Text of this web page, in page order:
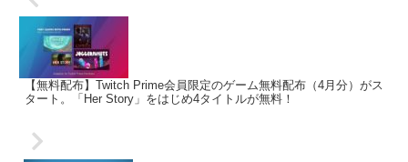
【無料配布】Twitch Prime会員限定のゲーム無料配布（4月分）がス
タート。「Her Story」をはじめ4タイトルが無料！